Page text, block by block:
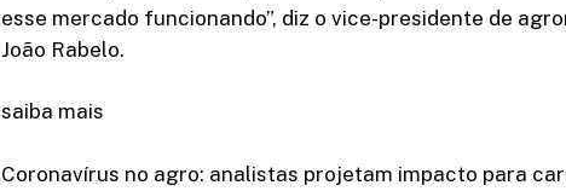
esse mercado funcionando”, diz o vice-presidente de
João Rabelo.
saiba mais
Coronavírus no agro: analistas projetam impacto para